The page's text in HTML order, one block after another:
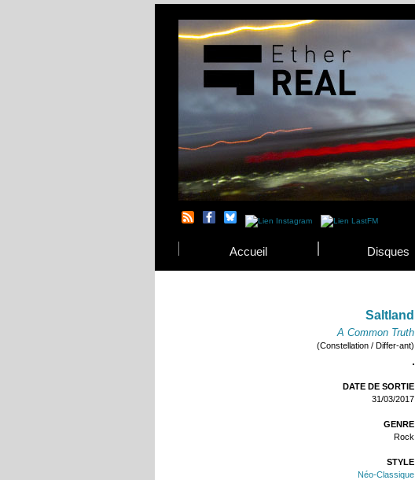
Accueil Disques
Saltland
A Common Truth
(Constellation / Differ-ant)
DATE DE SORTIE
31/03/2017
GENRE
Rock
STYLE
Néo-Classique